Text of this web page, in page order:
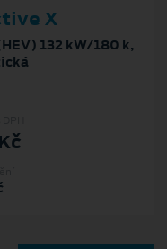
X
132 kW/180 k,